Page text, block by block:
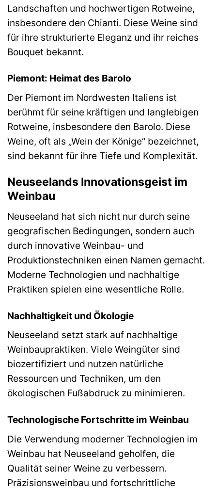
Landschaften und hochwertigen Rotweine,
insbesondere den Chianti. Diese Weine sind
für ihre strukturierte Eleganz und ihr reiches
Bouquet bekannt.
Piemont: Heimat des Barolo
Der Piemont im Nordwesten Italiens ist
berühmt für seine kräftigen und langlebigen
Rotweine, insbesondere den Barolo. Diese
Weine, oft als „Wein der Könige“ bezeichnet,
sind bekannt für ihre Tiefe und Komplexität.
Neuseelands Innovationsgeist im
Weinbau
Neuseeland hat sich nicht nur durch seine
geografischen Bedingungen, sondern auch
durch innovative Weinbau- und
Produktionstechniken einen Namen gemacht.
Moderne Technologien und nachhaltige
Praktiken spielen eine wesentliche Rolle.
Nachhaltigkeit und Ökologie
Neuseeland setzt stark auf nachhaltige
Weinbaupraktiken. Viele Weingüter sind
biozertifiziert und nutzen natürliche
Ressourcen und Techniken, um den
ökologischen Fußabdruck zu minimieren.
Technologische Fortschritte im Weinbau
Die Verwendung moderner Technologien im
Weinbau hat Neuseeland geholfen, die
Qualität seiner Weine zu verbessern.
Präzisionsweinbau und fortschrittliche